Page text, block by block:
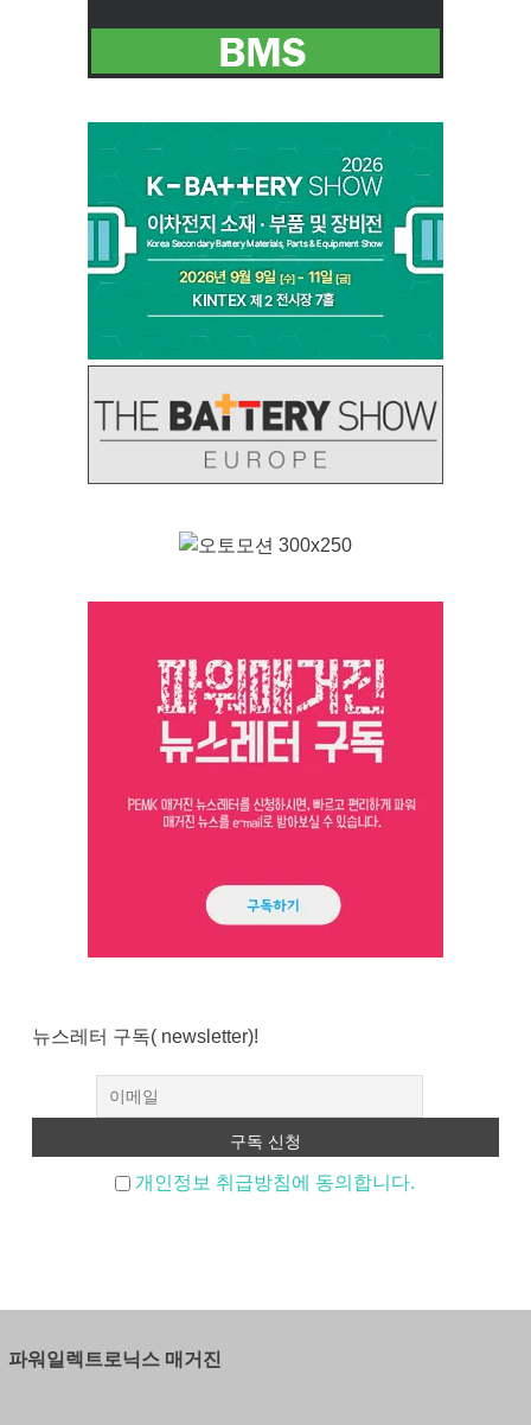
뉴스레터 구독( newsletter)!
개인정보 취급방침에 동의합니다.
파워일렉트로닉스 매거진